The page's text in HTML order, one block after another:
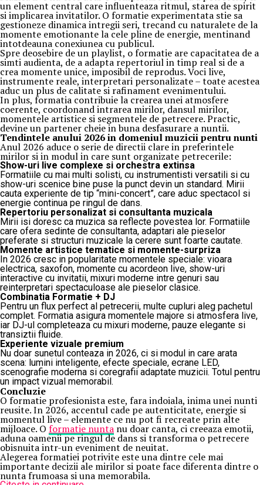
un element central care influenteaza ritmul, starea de spirit
si implicarea invitatilor. O formatie experimentata stie sa
gestioneze dinamica intregii seri, trecand cu naturalete de la
momente emotionante la cele pline de energie, mentinand
intotdeauna conexiunea cu publicul.
Spre deosebire de un playlist, o formatie are capacitatea de a
simti audienta, de a adapta repertoriul in timp real si de a
crea momente unice, imposibil de reprodus. Voci live,
instrumente reale, interpretari personalizate – toate acestea
aduc un plus de calitate si rafinament evenimentului.
In plus, formatia contribuie la crearea unei atmosfere
coerente, coordonand intrarea mirilor, dansul mirilor,
momentele artistice si segmentele de petrecere. Practic,
devine un partener cheie in buna desfasurare a nuntii.
Tendintele anului 2026 in domeniul muzicii pentru nunti
Anul 2026 aduce o serie de directii clare in preferintele
mirilor si in modul in care sunt organizate petrecerile:
Show-uri live complexe si orchestra extinsa
Formatiile cu mai multi solisti, cu instrumentisti versatili si cu
show-uri scenice bine puse la punct devin un standard. Mirii
cauta experiente de tip “mini-concert”, care aduc spectacol si
energie continua pe ringul de dans.
Repertoriu personalizat si consultanta muzicala
Mirii isi doresc ca muzica sa reflecte povestea lor. Formatiile
care ofera sedinte de consultanta, adaptari ale pieselor
preferate si structuri muzicale la cerere sunt foarte cautate.
Momente artistice tematice si momente-surpriza
In 2026 cresc in popularitate momentele speciale: vioara
electrica, saxofon, momente cu acordeon live, show-uri
interactive cu invitatii, mixuri moderne intre genuri sau
reinterpretari spectaculoase ale pieselor clasice.
Combinatia Formatie + DJ
Pentru un flux perfect al petrecerii, multe cupluri aleg pachetul
complet. Formatia asigura momentele majore si atmosfera live,
iar DJ-ul completeaza cu mixuri moderne, pauze elegante si
transiztii fluide.
Experiente vizuale premium
Nu doar sunetul conteaza in 2026, ci si modul in care arata
scena: lumini inteligente, efecte speciale, ecrane LED,
scenografie moderna si coregrafii adaptate muzicii. Totul pentru
un impact vizual memorabil.
Concluzie
O formatie profesionista este, fara indoiala, inima unei nunti
reusite. In 2026, accentul cade pe autenticitate, energie si
momentul live – elemente ce nu pot fi recreate prin alte
mijloace. O formatie nunta nu doar canta, ci creeaza emotii,
aduna oamenii pe ringul de dans si transforma o petrecere
obisnuita intr-un eveniment de neuitat.
Alegerea formatiei potrivite este una dintre cele mai
importante decizii ale mirilor si poate face diferenta dintre o
nunta frumoasa si una memorabila.